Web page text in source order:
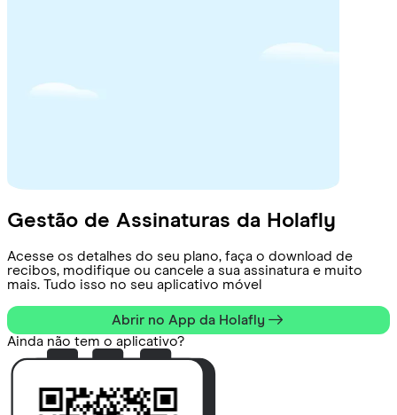
Gestão de Assinaturas da Holafly
Acesse os detalhes do seu plano, faça o download de
recibos, modifique ou cancele a sua assinatura e muito
mais. Tudo isso no seu aplicativo móvel
Abrir no App da Holafly
Ainda não tem o aplicativo?